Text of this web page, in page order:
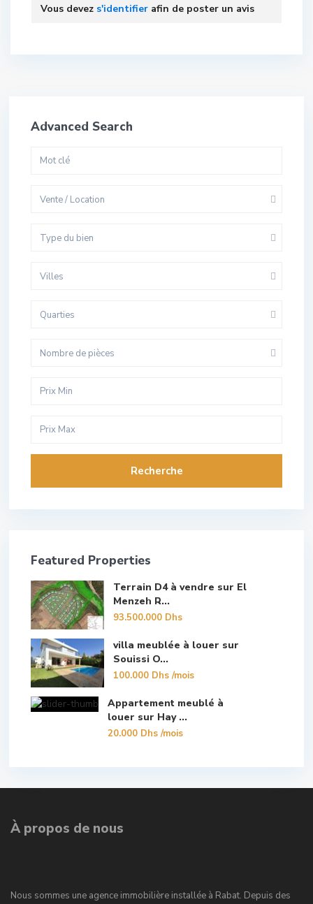
Vous devez s'identifier afin de poster un avis
Advanced Search
Vente / Location
Type du bien
Villes
Quarties
Nombre de pièces
Recherche
Featured Properties
Terrain D4 à vendre sur El
Menzeh R...
93.500.000 Dhs
villa meublée à louer sur
Souissi O...
100.000 Dhs/mois
Appartement meublé à
louer sur Hay ...
20.000 Dhs/mois
À propos de nous
Nous sommes une agence immobilière installée à Rabat. Depuis des